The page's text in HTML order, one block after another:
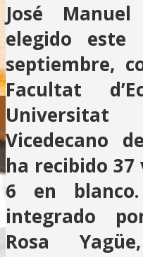
José
elegido este
septiembre,
Facultat
Vicedecano
ha recibido
6 en
integrado
Rosa